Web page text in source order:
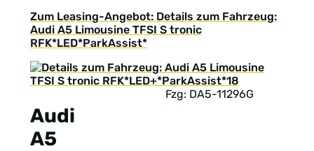
Zum Leasing-Angebot: Details zum Fahrzeug:
Audi A5 Limousine TFSI S tronic
RFK*LED*ParkAssist*
Audi
A5
Fzg: DA5-11296G